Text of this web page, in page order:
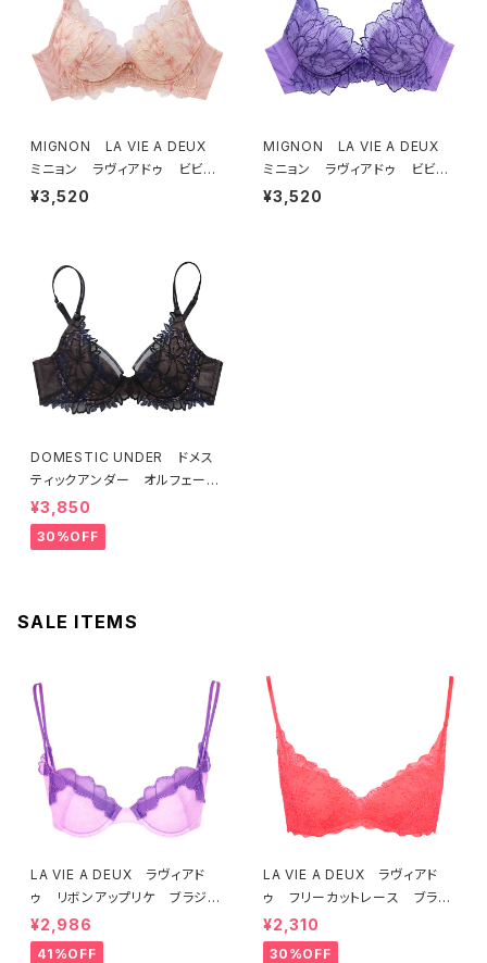
MIGNON LA VIE A DEUX
ミニョン ラヴィアドゥ ビビア
ーナ ブラジャー（ピーチ）M20
¥3,520
MIGNON LA VIE A DEUX
ミニョン ラヴィアドゥ ビビア
ーナ ブラジャー（ヴィオレッタ）
¥3,520
DOMESTIC UNDER ドメス
ティックアンダー オルフェーヴ
ル ブラジャー（ブラック）D225
4 送料無料
¥3,850
30%OFF
SALE ITEMS
LA VIE A DEUX ラヴィアド
ゥ リボンアップリケ ブラジャ
ー（ラベンダー） 22293 SA
LE セール 送料無料
¥2,986
41%OFF
LA VIE A DEUX ラヴィアド
ゥ フリーカットレース ブラレ
ット ソフトブラ（トマトレッド）2
2457 SALE 送料無料
¥2,310
30%OFF